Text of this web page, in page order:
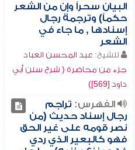
البيان سحراً وإن من الشعر
حكماً) وترجمة رجال
إسنادها , ما جاء في
الشعر
للشيخ: عبد المحسن العباد
جزء من محاضرة ( شرح سنن أبي
داود [569])
الفهرس: تراجم
رجال إسناد حديث (من
نصر قومه على غير الحق
فهو كالبعير الذي ردي